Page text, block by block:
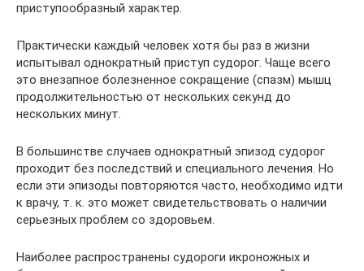
приступообразный характер.
Практически каждый человек хотя бы раз в жизни
испытывал однократный приступ судорог. Чаще всего
это внезапное болезненное сокращение (спазм) мышц
продолжительностью от нескольких секунд до
нескольких минут.
В большинстве случаев однократный эпизод судорог
проходит без последствий и специального лечения. Но
если эти эпизоды повторяются часто, необходимо идти
к врачу, т. к. это может свидетельствовать о наличии
серьезных проблем со здоровьем.
Наиболее распространены судороги икроножных и